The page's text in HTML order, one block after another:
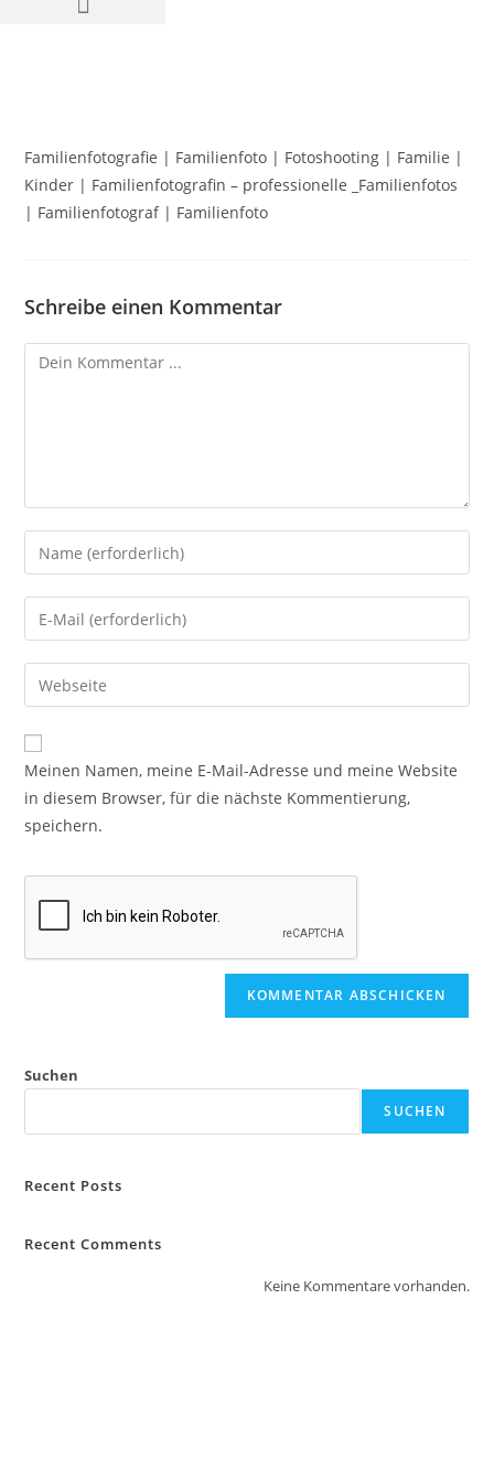
Familienfotografie | Familienfoto | Fotoshooting | Familie |
Kinder | Familienfotografin – professionelle _Familienfotos
| Familienfotograf | Familienfoto
Schreibe einen Kommentar
Meinen Namen, meine E-Mail-Adresse und meine Website
in diesem Browser, für die nächste Kommentierung,
speichern.
Suchen
SUCHEN
Recent Posts
Recent Comments
Keine Kommentare vorhanden.